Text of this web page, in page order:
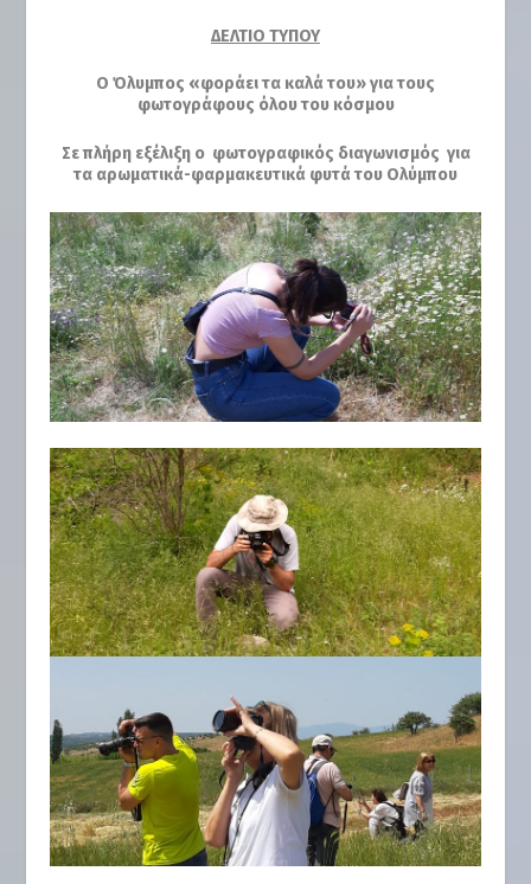
ΔΕΛΤΙΟ ΤΥΠΟΥ
Ο Όλυμπος «φοράει τα καλά του» για τους
φωτογράφους όλου του κόσμου
Σε πλήρη εξέλιξη ο φωτογραφικός διαγωνισμός για
τα αρωματικά-φαρμακευτικά φυτά του Ολύμπου